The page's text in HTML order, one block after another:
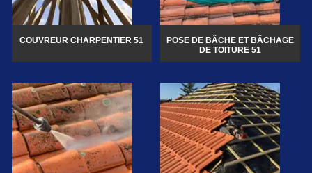
COUVREUR CHARPENTIER 51
POSE DE BÂCHE ET BÂCHAGE
DE TOITURE 51